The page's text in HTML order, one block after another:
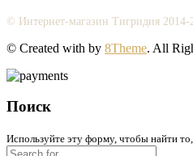
© Интернет-магазин Тигридия 2014-
© Created with by 8Theme. All
Поиск
Используйте эту форму, чтобы найти